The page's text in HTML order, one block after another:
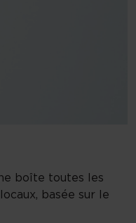
boîte toutes les
basée sur le